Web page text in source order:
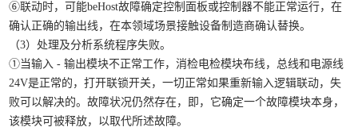
⑥联动时，可能beHost故障确定控制面板或控制器不能正常运行，在
确认正确的输出线，在本领域场景接触设备制造商确认替换。
（3）处理及分析系统程序失败。
①当输入 - 输出模块不正常工作，消检电检模块布线，总线和电源线
24V是正常的，打开联锁开关，一切正常如果重新输入逻辑联动，失
败可以解决的。故障状况仍然存在，即，它确定一个故障模块本身，
该模块可被释放，以取代所述故障。